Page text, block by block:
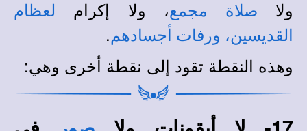
ولا
صلاة مجمع، ولا إكرام
لعظام
القديسين، ورفات أجسادهم.
وهذه النقطة تقود إلى نقطة أخرى وهي: